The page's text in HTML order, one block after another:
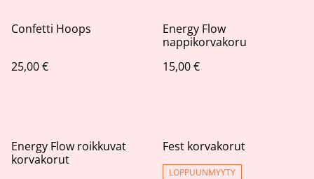
Confetti Hoops
25,00 €
Energy Flow
nappikorvakoru
15,00 €
Energy Flow roikkuvat
korvakorut
Fest korvakorut
LOPPUUNMYYTY